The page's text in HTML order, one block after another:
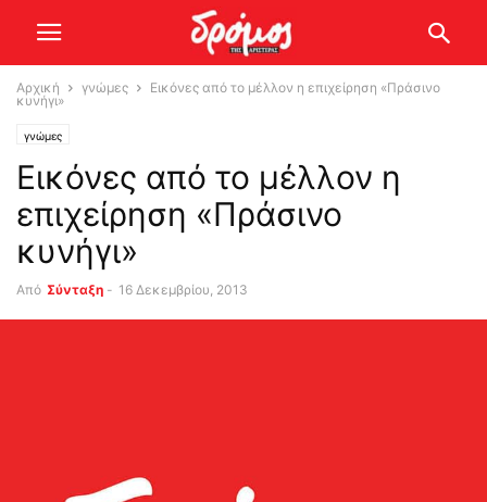
Αρχική γνώμες
Εικόνες από το μέλλον η επιχείρηση «Πράσινο
κυνήγι»
γνώμες
Εικόνες από το μέλλον η
επιχείρηση «Πράσινο
κυνήγι»
Από Σύνταξη - 16 Δεκεμβρίου, 2013